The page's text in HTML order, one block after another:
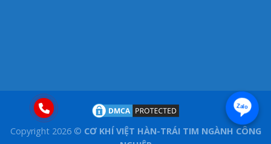
Copyright 2026 © CƠ KHÍ VIỆT HÀN-TRÁI TIM NGÀNH CÔNG
Zalo